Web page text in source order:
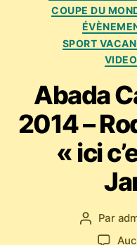
COUPE DU
SPORT
Abada
2014 –
« ici
Auteur
Par